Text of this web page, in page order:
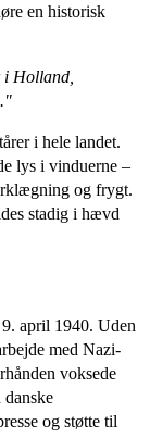
en historisk
i Holland,
i hele landet.
lys i vinduerne –
og frygt.
stadig i hævd
april 1940. Uden
med Nazi-
voksede
og støtte til